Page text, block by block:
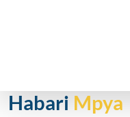
Habari Mpya